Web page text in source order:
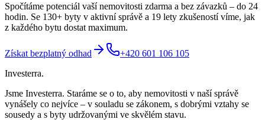
Spočítáme potenciál vaší nemovitosti zdarma a bez závazků – do 24
hodin. Se 130+ byty v aktivní správě a 19 lety zkušeností víme, jak
z každého bytu dostat maximum.
Získat bezplatný odhad
+420 601 106 105
Investerra.
Jsme Investerra. Staráme se o to, aby nemovitosti v naší správě
vynášely co nejvíce – v souladu se zákonem, s dobrými vztahy se
sousedy a s byty udržovanými ve skvělém stavu.